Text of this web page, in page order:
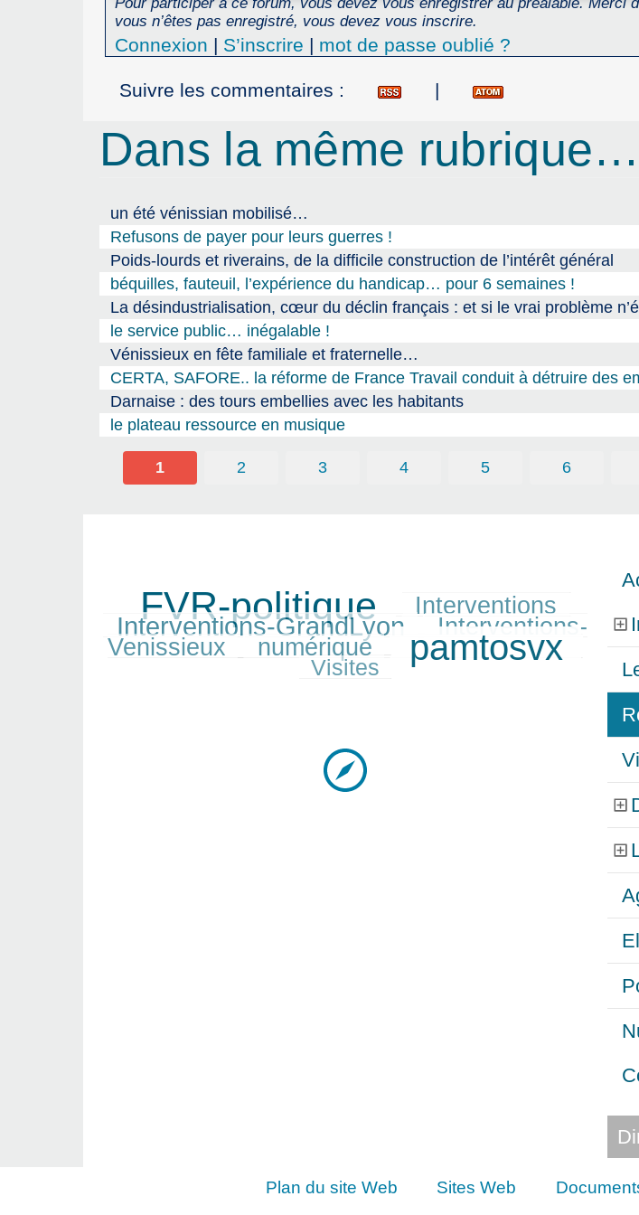
vous n’êtes pas enregistré, vous devez vous inscrire.
Connexion | S’inscrire | mot de passe oublié ?
Suivre les commentaires : |
Dans la même rubrique…
un été vénissian mobilisé…
Refusons de payer pour leurs guerres !
Poids-lourds et riverains, de la difficile construction de l’intérêt général
béquilles, fauteuil, l’expérience du handicap… pour 6 semaines !
La désindustrialisation, cœur du déclin français : et si le vrai problème
le service public… inégalable !
Vénissieux en fête familiale et fraternelle…
CERTA, SAFORE.. la réforme de France Travail conduit à détruire des
Darnaise : des tours embellies avec les habitants
le plateau ressource en musique
1 2 3 4 5 6
910/910FVR-politique
400/910 Interventions
472/910
Interventions-GrandLyon
404/910 Interventions-
Venissieux
371/910 numérique
845/910 pamtosvx
238/910
Visites
Plan du site Web Sites Web